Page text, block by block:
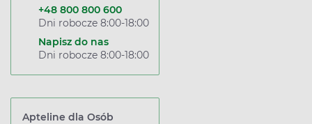
+48 800 800 600
Dni robocze 8:00-18:00
Napisz do nas
Dni robocze 8:00-18:00
Apteline dla Osób